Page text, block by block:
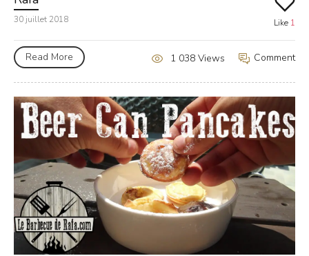
30 juillet 2018 Like 1
Read More Comment
1 038 Views